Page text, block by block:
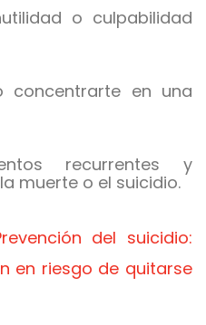
o culpabilidad
concentrarte en una
recurrentes y
muerte o el suicidio.
del suicidio:
en riesgo de quitarse